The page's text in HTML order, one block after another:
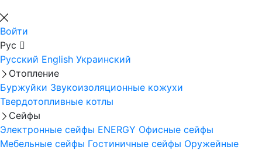
Войти
Рус
Русский English Украинский
Отопление
Буржуйки Звукоизоляционные кожухи
Твердотопливные котлы
Сейфы
Электронные сейфы ENERGY Офисные сейфы
Мебельные сейфы Гостиничные сейфы Оружейные